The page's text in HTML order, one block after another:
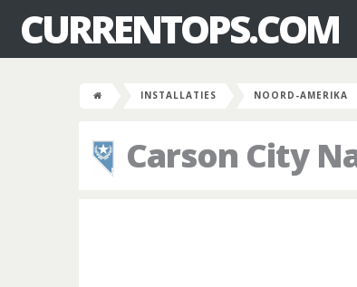
CURRENTOPS.COM
INSTALLATIES NOORD-AMERIKA
Carson City